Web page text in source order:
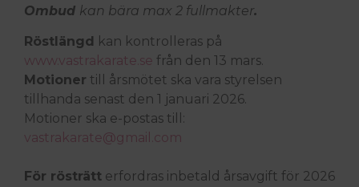
Ombud kan bära max 2 fullmakter.
Röstlängd kan kontrolleras på
www.vastrakarate.se från den 13 mars.
Motioner till årsmötet ska vara styrelsen
tillhanda senast den 1 januari 2026.
Motioner ska e-postas till:
vastrakarate@gmail.com
För rösträtt erfordras inbetald årsavgift för 2026